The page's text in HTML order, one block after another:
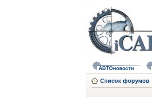
АВТОновости
Список форумов